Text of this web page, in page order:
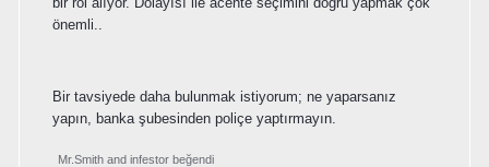
önemli..
Bir tavsiyede daha bulunmak istiyorum; ne yaparsanız
yapın, banka şubesinden poliçe yaptırmayın.
Mr.Smith and infestor beğendi